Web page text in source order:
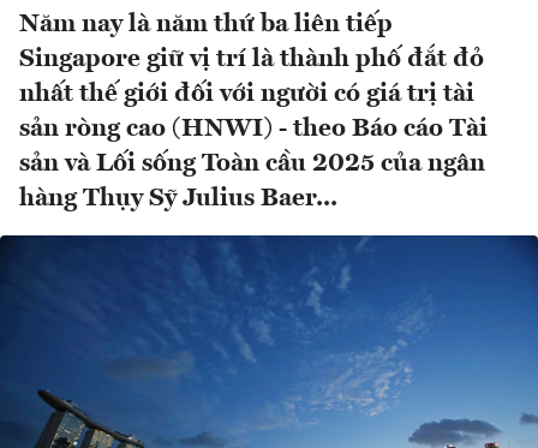
Năm nay là năm thứ ba liên tiếp
Singapore giữ vị trí là thành phố đắt đỏ
nhất thế giới đối với người có giá trị tài
sản ròng cao (HNWI) - theo Báo cáo Tài
sản và Lối sống Toàn cầu 2025 của ngân
hàng Thụy Sỹ Julius Baer...